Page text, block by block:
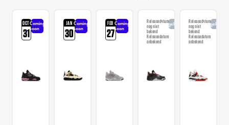
OCT
31
Coming
soon
JAN
30
Coming
soon
FEB
27
Coming
soon
Releasedatum
nog niet
bekend
Releasedatum
onbekend
AangekondigdReleasedatum
nog niet
bekend
Releasedatum
onbekend